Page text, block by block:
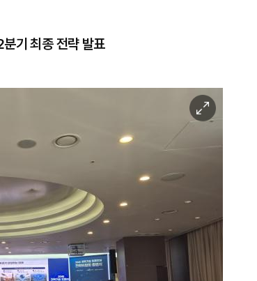
기 최종 전략 발표
이
미